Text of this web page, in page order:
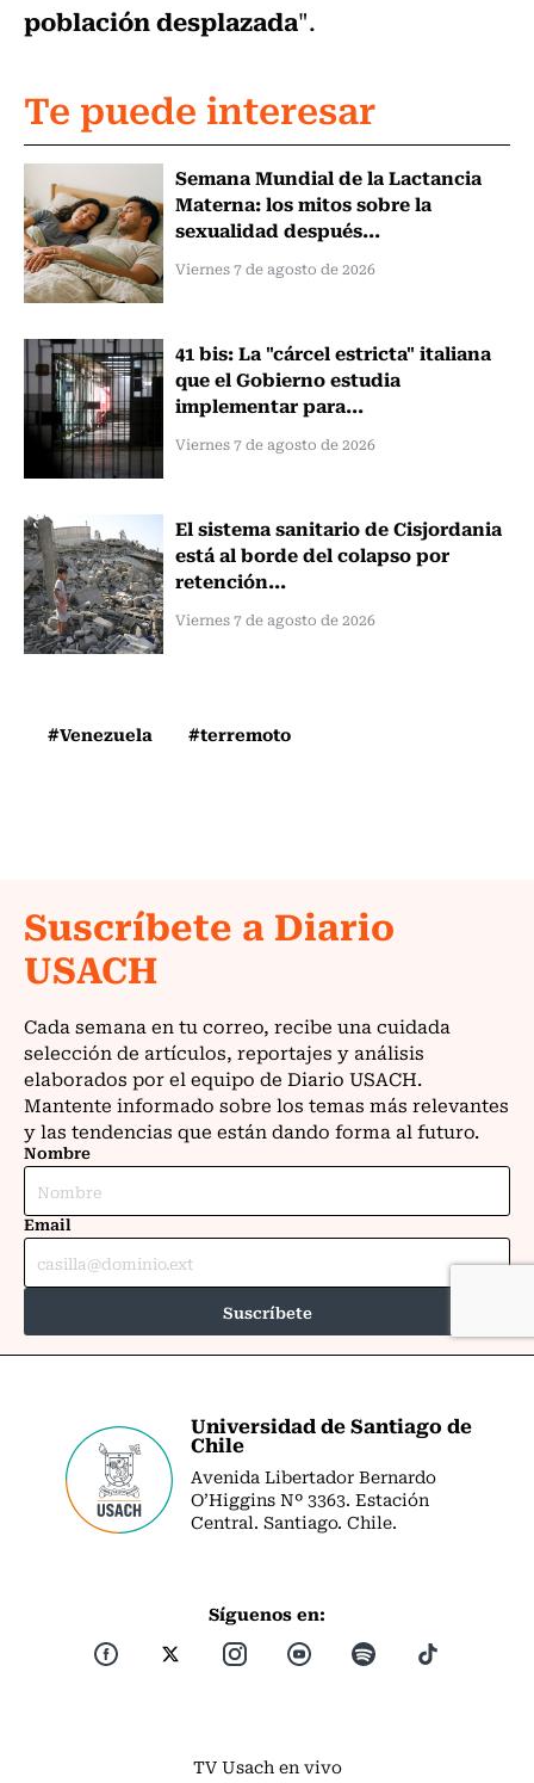
población desplazada".
Te puede interesar
Semana Mundial de la Lactancia
Materna: los mitos sobre la
sexualidad después...
Viernes 7 de agosto de 2026
41 bis: La "cárcel estricta" italiana
que el Gobierno estudia
implementar para...
Viernes 7 de agosto de 2026
El sistema sanitario de Cisjordania
está al borde del colapso por
retención...
Viernes 7 de agosto de 2026
#Venezuela #terremoto
Universidad de Santiago de
Chile
Avenida Libertador Bernardo
O’Higgins Nº 3363. Estación
Central. Santiago. Chile.
Síguenos en:
TV Usach en vivo